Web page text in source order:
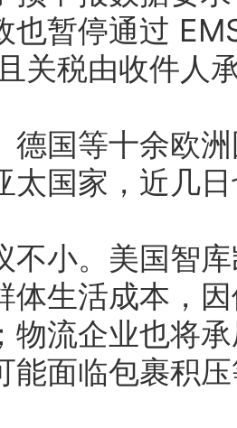
也暂停通过
关税由收件人
德国等十余欧
太国家，近几
不小。美国智
体生活成本，
物流企业也将
能面临包裹积